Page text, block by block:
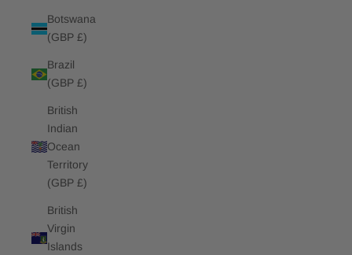
Botswana
(GBP £)
Brazil
(GBP £)
British
Indian
Ocean
Territory
(GBP £)
British
Virgin
Islands